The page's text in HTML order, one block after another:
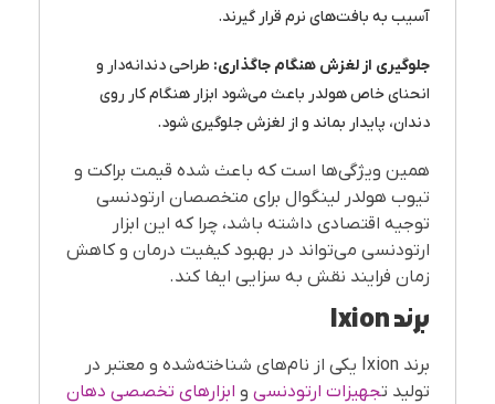
آسیب به بافت‌های نرم قرار گیرند.
جلوگیری از لغزش هنگام جاگذاری: طراحی دندانه‌دار و
انحنای خاص هولدر باعث می‌شود ابزار هنگام کار روی
دندان، پایدار بماند و از لغزش جلوگیری شود.
همین ویژگی‌ها است که باعث شده قیمت براکت و
تیوب هولدر لینگوال برای متخصصان ارتودنسی
توجیه اقتصادی داشته باشد، چرا که این ابزار
ارتودنسی می‌تواند در بهبود کیفیت درمان و کاهش
زمان فرایند نقش به سزایی ایفا کند.
برند
برند Ixion یکی از نام‌های شناخته‌شده و معتبر در
تولید تجهیزات ارتودنسی و ابزارهای تخصصی دهان